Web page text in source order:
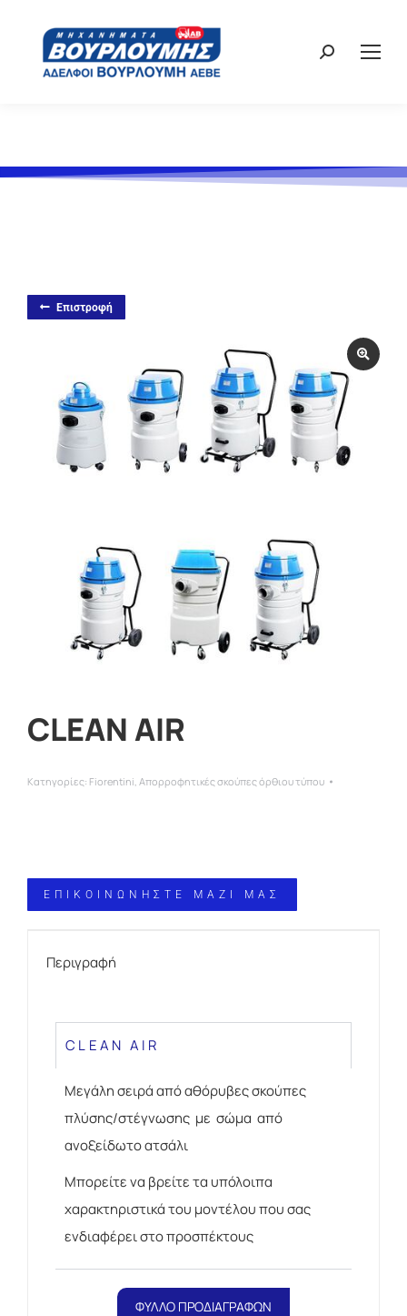
Επιστροφή
CLEAN AIR
Κατηγορίες: Fiorentini, Απορροφητικές σκούπες όρθιου τύπου
ΕΠΙΚΟΙΝΩΝΗΣΤΕ ΜΑΖΙ ΜΑΣ
Περιγραφή
CLEAN AIR
Μεγάλη σειρά από αθόρυβες σκούπες
πλύσης/στέγνωσης με σώμα από
ανοξείδωτο ατσάλι
Μπορείτε να βρείτε τα υπόλοιπα
χαρακτηριστικά του μοντέλου που σας
ενδιαφέρει στο προσπέκτους
ΦΥΛΛΟ ΠΡΟΔΙΑΓΡΑΦΩΝ